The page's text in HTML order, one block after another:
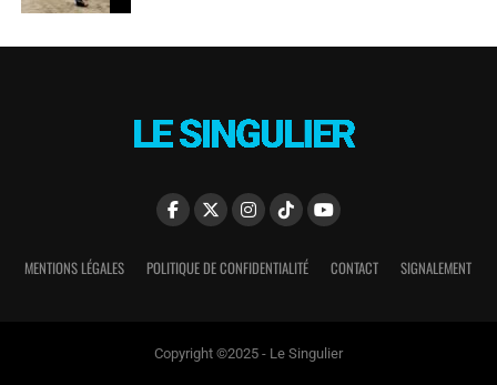
MENTIONS LÉGALES POLITIQUE DE CONFIDENTIALITÉ CONTACT SIGNALEMENT
Copyright ©2025 - Le Singulier